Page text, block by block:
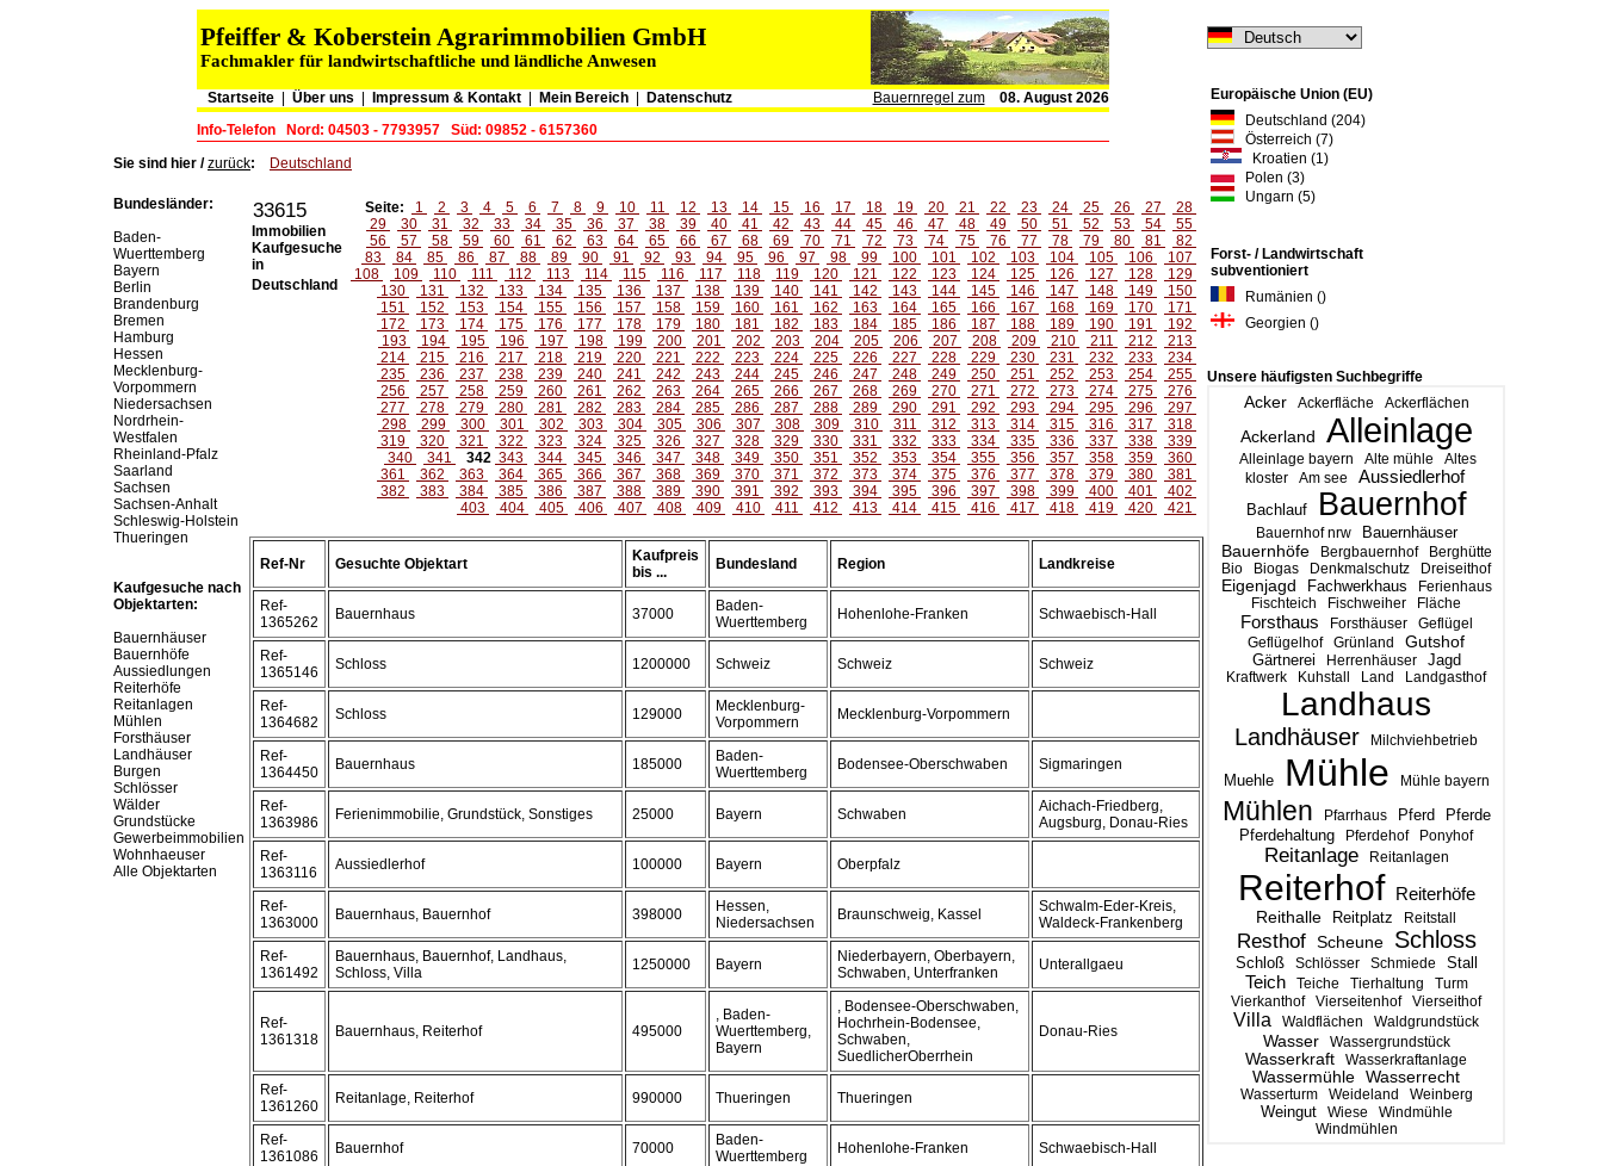
Pfeiffer & Koberstein Agrarimmobilien GmbH
Fachmakler für landwirtschaftliche und ländliche Anwesen
Startseite| Über uns Impressum & Kontakt| Mein Bereich Datenschutz Bauernregel zum
08. August 2026
Info-Telefon
Nord: 04503 - 7793957 Süd: 09852 - 6157360
Europäische Union (EU)
Deutschland (204)
Österreich (7)
Kroatien (1)
Polen (3)
Ungarn (5)
Forst- / Landwirtschaft
subventioniert
Rumänien ()
Georgien ()
Unsere häufigsten Suchbegriffe
Acker Ackerfläche Ackerflächen
Ackerland Alleinlage
Alleinlage bayern Alte mühle
Altes
kloster
Am see Aussiedlerhof
Bachlauf Bauernhof
Bauernhof nrw Bauernhäuser
Bauernhöfe Bergbauernhof
Berghütte
Bio
Biogas Denkmalschutz Dreiseithof
Eigenjagd Fachwerkhaus
Ferienhaus
Fischteich
Fischweiher Fläche
Forsthaus Forsthäuser
Geflügel
Geflügelhof
Grünland
Gutshof
Gärtnerei
Herrenhäuser Jagd
Kraftwerk Kuhstall Land Landgasthof
Landhaus
Landhäuser Milchviehbetrieb
Muehle Mühle Mühle bayern
Mühlen Pfarrhaus Pferd Pferde
Pferdehaltung Pferdehof Ponyhof
Reitanlage Reitanlagen
Reiterhof Reiterhöfe
Reithalle Reitplatz Reitstall
Resthof Scheune Schloss
Schloß Schlösser Schmiede Stall
Teich Teiche Tierhaltung
Turm
Vierkanthof
Vierseitenhof Vierseithof
Villa Waldflächen Waldgrundstück
Wasser Wassergrundstück
Wasserkraft Wasserkraftanlage
Wassermühle Wasserrecht
Wasserturm Weideland Weinberg
Weingut Wiese
Windmühle
Windmühlen
Sie sind hier /zurück: Deutschland
Bundesländer:
Baden-
Wuerttemberg
Bayern
Berlin
Brandenburg
Bremen
Hamburg
Hessen
Mecklenburg-
Vorpommern
Niedersachsen
Nordrhein-
Westfalen
Rheinland-Pfalz
Saarland
Sachsen
Sachsen-Anhalt
Schleswig-Holstein
Thueringen
Kaufgesuche nach
Objektarten:
Bauernhäuser
Bauernhöfe
Aussiedlungen
Reiterhöfe
Reitanlagen
Mühlen
Forsthäuser
Landhäuser
Burgen
Schlösser
Wälder
Grundstücke
Gewerbeimmobilien
Wohnhaeuser
Alle Objektarten
33615
Immobilien
Kaufgesuche
in
Deutschland
Seite: 1 2 3 4 5 6 7 8 9 10 11 12 13 14 15 16 17 18 19 20 21 22 23 24 25 26 27
28
29
30 31 32 33 34 35 36 37 38 39 40 41 42 43 44 45 46 47 48 49 50 51 52 53 54
55
56
57 58 59 60 61 62 63 64 65 66 67 68 69 70 71 72 73 74 75 76 77 78 79 80 81
82
83
84 85 86 87 88 89 90 91 92 93 94 95 96 97 98 99 100 101 102 103 104 105 106
107
108
109 110 111 112 113 114 115 116 117 118 119 120 121 122 123 124 125 126 127 128
129
130
131 132 133 134 135 136 137 138 139 140 141 142 143 144 145 146 147 148 149
150
151
152 153 154 155 156 157 158 159 160 161 162 163 164 165 166 167 168 169 170
171
172
173 174 175 176 177 178 179 180 181 182 183 184 185 186 187 188 189 190 191
192
193
194 195 196 197 198 199 200 201 202 203 204 205 206 207 208 209 210 211 212
213
214
215 216 217 218 219 220 221 222 223 224 225 226 227 228 229 230 231 232 233
234
235
236 237 238 239 240 241 242 243 244 245 246 247 248 249 250 251 252 253 254
255
256
257 258 259 260 261 262 263 264 265 266 267 268 269 270 271 272 273 274 275
276
277
278 279 280 281 282 283 284 285 286 287 288 289 290 291 292 293 294 295 296
297
298
299 300 301 302 303 304 305 306 307 308 309 310 311 312 313 314 315 316 317
318
319
320 321 322 323 324 325 326 327 328 329 330 331 332 333 334 335 336 337 338
339
340
341 342 343 344 345 346 347 348 349 350 351 352 353 354 355 356 357 358 359
360
361
362 363 364 365 366 367 368 369 370 371 372 373 374 375 376 377 378 379 380
381
382
383 384 385 386 387 388 389 390 391 392 393 394 395 396 397 398 399 400 401
402
403
404 405 406 407 408 409 410 411 412 413 414 415 416 417 418 419 420 421
Ref-Nr Gesuchte Objektart
Kaufpreis
bis ...
Bundesland Region Landkreise
Ref-
1365262
Bauernhaus 37000
Baden-
Wuerttemberg
Hohenlohe-Franken Schwaebisch-Hall
Ref-
1365146
Schloss 1200000 Schweiz Schweiz Schweiz
Ref-
1364682
Schloss 129000
Mecklenburg-
Vorpommern
Mecklenburg-Vorpommern
Ref-
1364450
Bauernhaus 185000
Baden-
Wuerttemberg
Bodensee-Oberschwaben Sigmaringen
Ref-
1363986
Ferienimmobilie, Grundstück, Sonstiges 25000 Bayern Schwaben
Aichach-Friedberg,
Augsburg, Donau-Ries
Ref-
1363116
Aussiedlerhof 100000 Bayern Oberpfalz
Ref-
1363000
Bauernhaus, Bauernhof 398000
Hessen,
Niedersachsen
Braunschweig, Kassel
Schwalm-Eder-Kreis,
Waldeck-Frankenberg
Ref-
1361492
Bauernhaus, Bauernhof, Landhaus,
Schloss, Villa
1250000 Bayern
Niederbayern, Oberbayern,
Schwaben, Unterfranken
Unterallgaeu
Ref-
1361318
Bauernhaus, Reiterhof 495000
, Baden-
Wuerttemberg,
Bayern
, Bodensee-Oberschwaben,
Hochrhein-Bodensee,
Schwaben,
SuedlicherOberrhein
Donau-Ries
Ref-
1361260
Reitanlage, Reiterhof 990000 Thueringen Thueringen
Ref-
1361086
Bauernhof 70000
Baden-
Wuerttemberg
Hohenlohe-Franken Schwaebisch-Hall